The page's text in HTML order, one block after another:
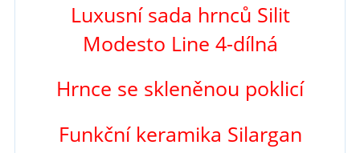
Luxusní sada hrnců Silit
Modesto Line 4-dílná
Hrnce se skleněnou poklicí
Funkční keramika Silargan